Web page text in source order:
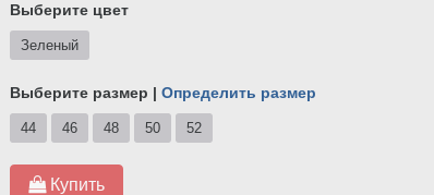
Выберите цвет
Зеленый
Выберите размер | Определить размер
44 46 48 50 52
Купить